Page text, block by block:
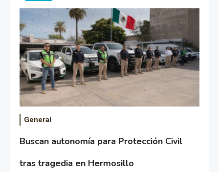
General
Buscan autonomía para Protección Civil
tras tragedia en Hermosillo